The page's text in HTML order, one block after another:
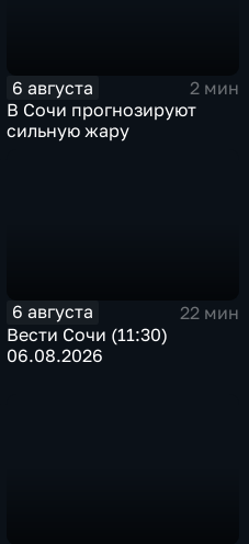
6 августа
2 мин
В Сочи прогнозируют
сильную жару
6 августа
22 мин
Вести Сочи (11:30)
06.08.2026